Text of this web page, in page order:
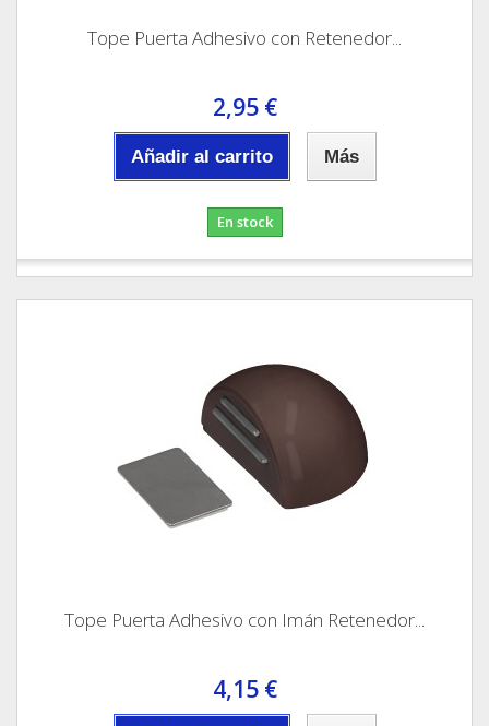
Tope Puerta Adhesivo con Retenedor...
2,95 €
Añadir al carrito Más
En stock
Tope Puerta Adhesivo con Imán Retenedor...
4,15 €